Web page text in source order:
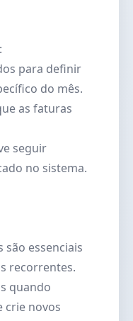
para definir
do mês.
as faturas
seguir
no sistema.
são essenciais
recorrentes.
quando
crie novos